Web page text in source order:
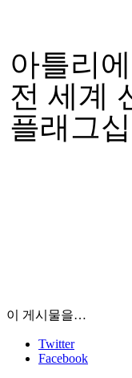
아틀리
전 세계
플래그
이 게시물을…
Twitter
Facebook